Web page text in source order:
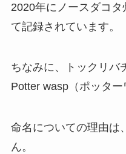
2020年にノースダコ
て記録されています。
ちなみに、トックリバ
Potter wasp（ポッター
命名についての理由は
ん。